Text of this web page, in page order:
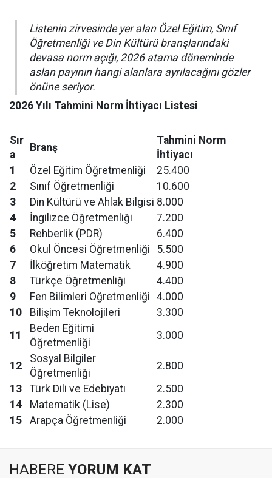
Listenin zirvesinde yer alan Özel Eğitim, Sınıf
Öğretmenliği ve Din Kültürü branşlarındaki
devasa norm açığı, 2026 atama döneminde
aslan payının hangi alanlara ayrılacağını gözler
önüne seriyor.
2026 Yılı Tahmini Norm İhtiyacı Listesi
Sır
a
Branş
Tahmini Norm
İhtiyacı
1
Özel Eğitim Öğretmenliği
25.400
2
Sınıf Öğretmenliği
10.600
3
Din Kültürü ve Ahlak Bilgisi 8.000
4
İngilizce Öğretmenliği
7.200
5
Rehberlik (PDR)
6.400
6
Okul Öncesi Öğretmenliği
5.500
7
İlköğretim Matematik
4.900
8
Türkçe Öğretmenliği
4.400
9
Fen Bilimleri Öğretmenliği 4.000
10
Bilişim Teknolojileri
3.300
11
Beden Eğitimi
Öğretmenliği
3.000
12
Sosyal Bilgiler
Öğretmenliği
2.800
13
Türk Dili ve Edebiyatı
2.500
14
Matematik (Lise)
2.300
15
Arapça Öğretmenliği 2.000
HABERE YORUM KAT